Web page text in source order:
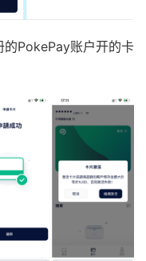
的PokePay账户开的卡